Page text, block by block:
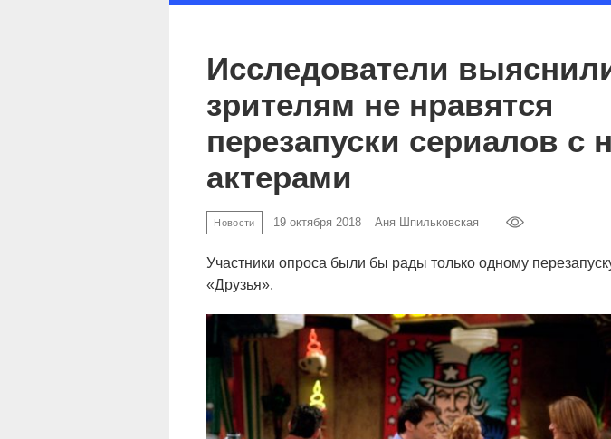
Исследователи
зрителям не нравятся
перезапуски сериалов с
актерами
Новости 19 октября 2018 Аня Шпильковская
Участники опроса были бы рады только одному
«Друзья».